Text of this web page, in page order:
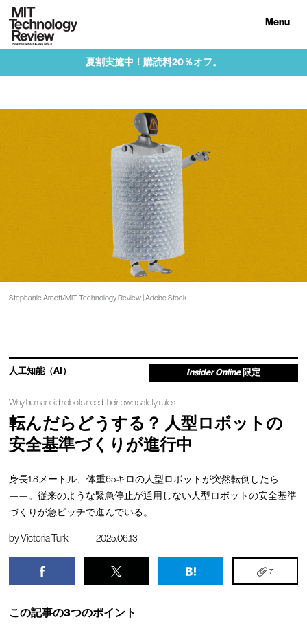
Menu
夏割実施中！購読料20％オフ。
Stephanie Arnett/MIT Technology Review | Adobe Stock
人工知能（AI） Insider Online 限定
Why humanoid robots need their own safety rules
転んだらどうする？ 人型ロボットの
安全基準づくりが進行中
身長1.8メートル、体重65キロの人型ロボットが突然転倒したら
——。従来のような緊急停止が通用しない人型ロボットの安全基準
づくりが急ピッチで進んでいる。
byVictoria Turk 2025.06.13
7
この記事の3つのポイント